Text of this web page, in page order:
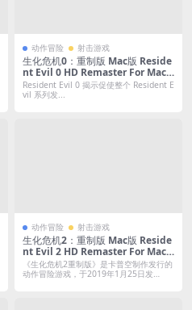
动作冒险 射击游戏
生化危机0：重制版 Mac版 Reside
nt Evil 0 HD Remaster For Mac
｜中文移植版
Resident Evil 0 揭示促使整个 Resident E
vil 系列发...
动作冒险 射击游戏
生化危机2：重制版 Mac版 Reside
nt Evil 2 HD Remaster For Mac v
20230814｜中文移植版｜全DLC
《生化危机2重制版》是卡普空制作发行的
动作冒险游戏，于2019年1月25日发